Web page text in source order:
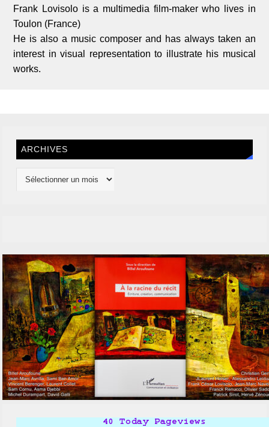
Frank Lovisolo is a multimedia film-maker who lives in
Toulon (France)
He is also a music composer and has always taken an
interest in visual representation to illustrate his musical
works.
ARCHIVES